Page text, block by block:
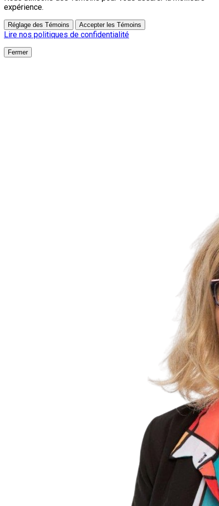
expérience.
Réglage des Témoins Accepter les Témoins
Lire nos politiques de confidentialité
Fermer